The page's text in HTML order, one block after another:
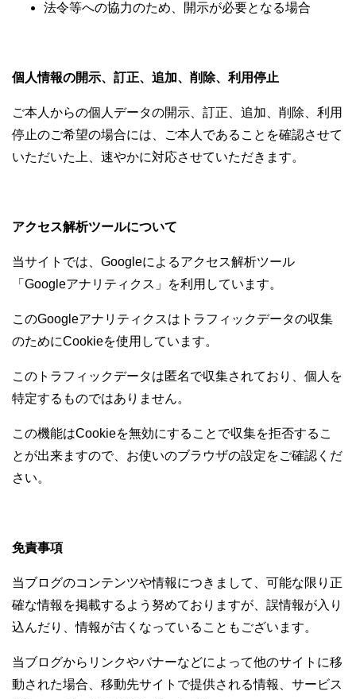
法令等への協力のため、開示が必要となる場合
個人情報の開示、訂正、追加、削除、利用停止
ご本人からの個人データの開示、訂正、追加、削除、利用
停止のご希望の場合には、ご本人であることを確認させて
いただいた上、速やかに対応させていただきます。
アクセス解析ツールについて
当サイトでは、Googleによるアクセス解析ツール
「Googleアナリティクス」を利用しています。
このGoogleアナリティクスはトラフィックデータの収集
のためにCookieを使用しています。
このトラフィックデータは匿名で収集されており、個人を
特定するものではありません。
この機能はCookieを無効にすることで収集を拒否するこ
とが出来ますので、お使いのブラウザの設定をご確認くだ
さい。
免責事項
当ブログのコンテンツや情報につきまして、可能な限り正
確な情報を掲載するよう努めておりますが、誤情報が入り
込んだり、情報が古くなっていることもございます。
当ブログからリンクやバナーなどによって他のサイトに移
動された場合、移動先サイトで提供される情報、サービス